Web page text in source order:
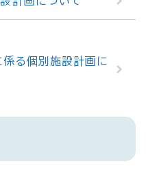
る個別施設計画に